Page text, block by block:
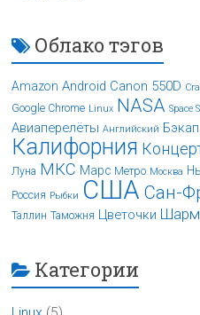
Облако тэгов
Amazon Android Canon 550D
Google Chrome Linux NASA Space
Авиаперелёты Английский Бэкап
Калифорния
Луна МКС Марс Метро Москва
Россия Рыбки США Сан-
Таллин Таможня Цветочки
Категории